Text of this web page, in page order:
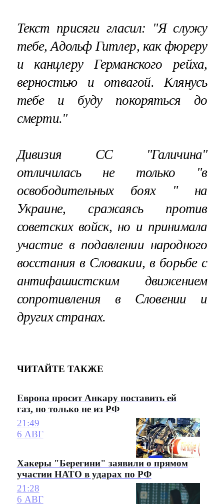
Текст присяги гласил: "Я служу
тебе, Адольф Гитлер, как фюреру
и канцлеру Германского рейха,
верностью и отвагой. Клянусь
тебе и буду покоряться до
смерти."
Дивизия СС "Галичина"
отличилась не только "в
освободительных боях " на
Украине, сражаясь против
советских войск, но и принимала
участие в подавлении народного
восстания в Словакии, в борьбе с
антифашистским движением
сопротивления в Словении и
других странах.
ЧИТАЙТЕ ТАКЖЕ
Европа просит Анкару поставить ей
газ, но только не из РФ
21:49
6 АВГ
Хакеры "Берегини" заявили о прямом
участии НАТО в ударах по РФ
21:28
6 АВГ